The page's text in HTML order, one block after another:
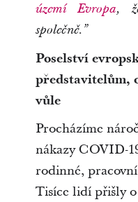
území Evropa,
společně.”
Poselství
představitelům,
vůle
Procházíme
nákazy COVID-
rodinné,
Tisíce lidí přišly o